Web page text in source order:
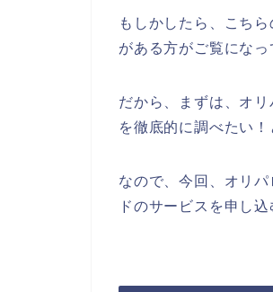
もしかしたら、こち
がある方がご覧になっ
だから、まずは、オ
を徹底的に調べたい
なので、今回、オリ
ドのサービスを申し